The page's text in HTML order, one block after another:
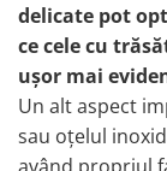
Brățări de picior
Brățări de picior
COLIERE
Coliere cu
Argint
delicate pot
ce cele cu
ușor mai
Un alt aspect
sau oțelul